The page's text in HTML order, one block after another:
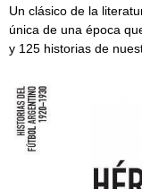
Un clásico de la
única de una época
y 125 historias de